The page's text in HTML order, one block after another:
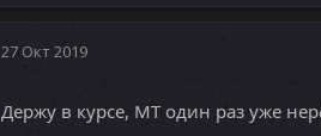
27 Окт 2019
Держу в курсе, МТ один раз уже